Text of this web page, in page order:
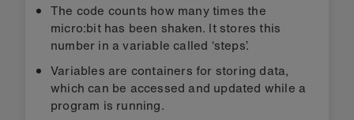
The code counts how many times the
micro:bit has been shaken. It stores this
number in a variable called ‘steps’.
Variables are containers for storing data,
which can be accessed and updated while a
program is running.